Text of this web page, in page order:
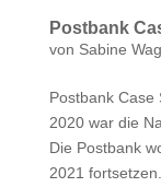
Postbank
von Sabine
Postbank
2020 war die
Die Postbank
2021